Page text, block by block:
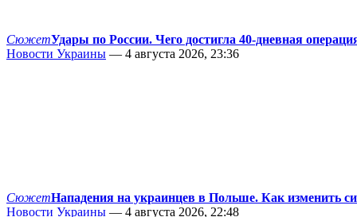
СюжетУдары по России. Чего достигла 40-дневная
Новости Украины — 4 августа 2026, 23:36
СюжетНападения на украинцев в Польше. Как изменить
Новости Украины — 4 августа 2026, 22:48